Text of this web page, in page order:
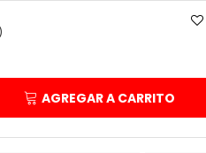
AGREGAR A CARRITO